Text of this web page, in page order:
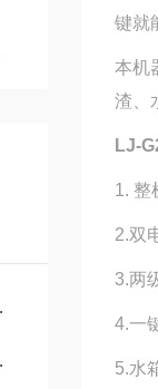
键就
本机
渣、
LJ-
1. 整
2.双
3.两
4.一
5.水